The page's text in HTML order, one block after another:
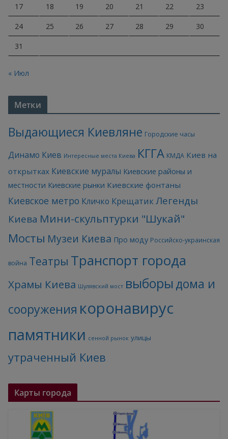
17 18 19 20 21 22 23
24 25 26 27 28 29 30
31
« Июл
Метки
Выдающиеся Киевляне Городские часы
Динамо Киев Интересные места Киева КГГА КМДА Киев на
открытках Киевские муралы Киевские районы и
местности Киевские рынки Киевские фонтаны
Киевское метро Кличко КрещатикЛегенды
Киева Мини-скульптурки "Шукай"
Мосты Музеи Киева Про моду Российско-украинская
война Театры Транспорт города
Храмы Киева Шулявский мост выборы дома и
сооружения коронавирус
памятники сенной рынок улицы
утраченный Киев
Карты города